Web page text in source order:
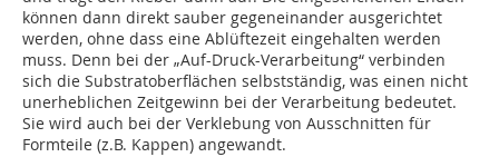
können dann direkt sauber gegeneinander ausgerichtet
werden, ohne dass eine Ablüftezeit eingehalten werden
muss. Denn bei der „Auf-Druck-Verarbeitung“ verbinden
sich die Substratoberflächen selbstständig, was einen nicht
unerheblichen Zeitgewinn bei der Verarbeitung bedeutet.
Sie wird auch bei der Verklebung von Ausschnitten für
Formteile (z.B. Kappen) angewandt.